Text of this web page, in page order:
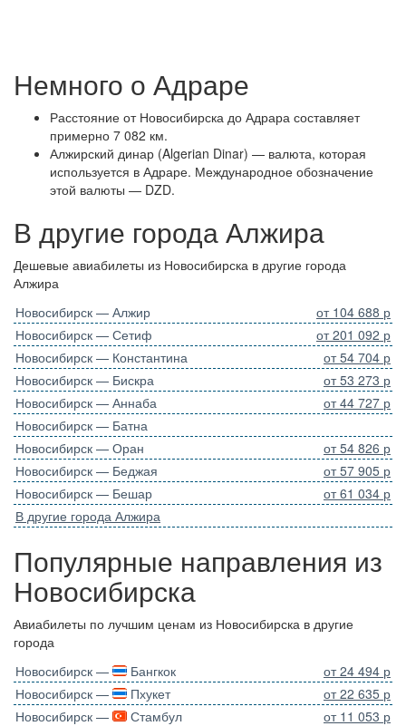
Немного о Адраре
Расстояние от Новосибирска до Адрара составляет
примерно 7 082 км.
Алжирский динар (Algerian Dinar) — валюта, которая
используется в Адраре. Международное обозначение
этой валюты — DZD.
В другие города Алжира
Дешевые авиабилеты из Новосибирска в другие города
Алжира
Новосибирск — Алжир
от 104 688 р
Новосибирск — Сетиф
от 201 092 р
Новосибирск — Константина
от 54 704 р
Новосибирск — Бискра
от 53 273 р
Новосибирск — Аннаба
от 44 727 р
Новосибирск — Батна
Новосибирск — Оран
от 54 826 р
Новосибирск — Беджая
от 57 905 р
Новосибирск — Бешар
от 61 034 р
В другие города Алжира
Популярные направления из
Новосибирска
Авиабилеты по лучшим ценам из Новосибирска в другие
города
Новосибирск —
Бангкок
от 24 494 р
Новосибирск —
Пхукет
от 22 635 р
Новосибирск —
Стамбул
от 11 053 р